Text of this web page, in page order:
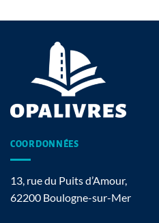
COORDONNÉES
13, rue du Puits d’Amour,
62200 Boulogne-sur-Mer